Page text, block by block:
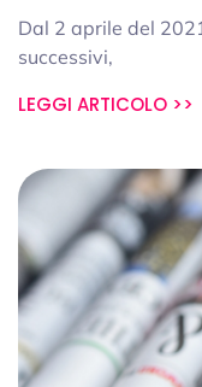
Dal 2 aprile del
successivi,
LEGGI ARTICOLO >>